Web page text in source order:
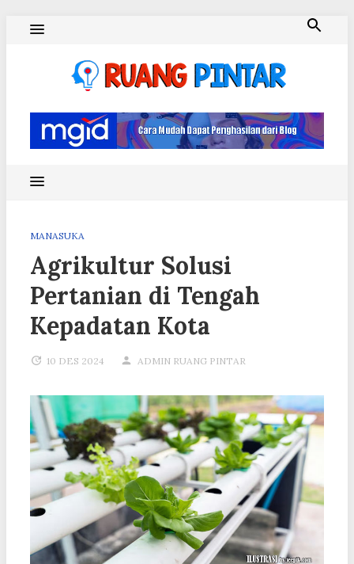
MANASUKA
Agrikultur Solusi
Pertanian di Tengah
Kepadatan Kota
10 DES 2024 ADMIN RUANG PINTAR